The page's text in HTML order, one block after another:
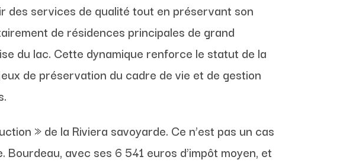
des services de qualité tout en préservant son
de résidences principales de grand
du lac. Cette dynamique renforce le statut de la
de préservation du cadre de vie et de gestion
» de la Riviera savoyarde. Ce n’est pas un cas
avec ses 6 541 euros d’impôt moyen, et